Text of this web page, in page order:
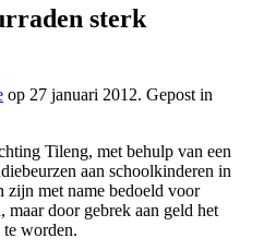
sterk
op 27 januari 2012. Gepost in
Tileng, met behulp van een
aan schoolkinderen in
zijn met name bedoeld voor
maar door gebrek aan geld het
worden.